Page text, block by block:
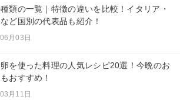
類の一覧｜特徴の違いを比較！イタリア・
など国別の代表品も紹介！
月03日
を使った料理の人気レシピ20選！今晩のお
おすすめ！
月11日